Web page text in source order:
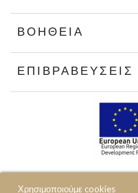
Χρησιμοποιούμε cookies
ΒΟΉΘΕΙΑ
ΕΠΙΒΡΑΒΕΎΣΕΙΣ